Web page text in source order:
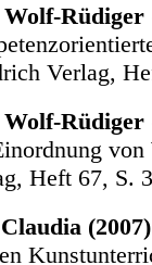
Wolf-
Verlag,
Wolf-
Heft 67, S.